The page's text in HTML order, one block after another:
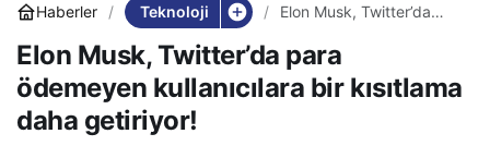
Haberler Teknoloji
Elon Musk, Twitter’da
kullanıcılara bir kısıtlama
daha getiriyor!
Elon Musk, Twitter’da para
ödemeyen kullanıcılara bir kısıtlama
daha getiriyor!